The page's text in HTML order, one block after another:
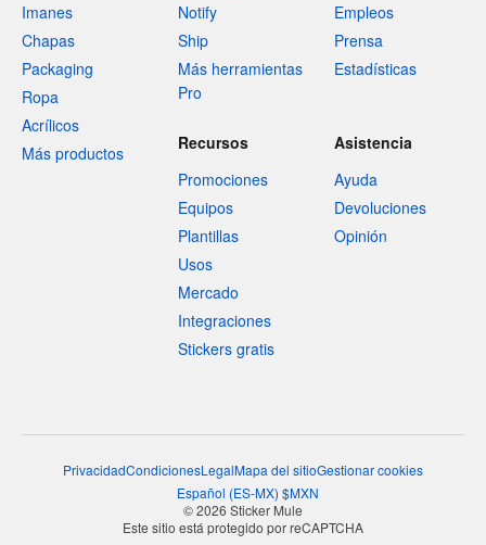
Imanes
Chapas
Packaging
Ropa
Acrílicos
Más productos
Notify
Ship
Más herramientas
Pro
Empleos
Prensa
Estadísticas
Recursos
Promociones
Equipos
Plantillas
Usos
Mercado
Integraciones
Stickers gratis
Asistencia
Ayuda
Devoluciones
Opinión
PrivacidadCondicionesLegalMapa del sitioGestionar cookies
Español (ES-MX) $MXN
© 2026 Sticker Mule
Este sitio está protegido por reCAPTCHA